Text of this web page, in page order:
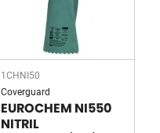
1CHNI50
Coverguard
EUROCHEM NI550
NITRIL